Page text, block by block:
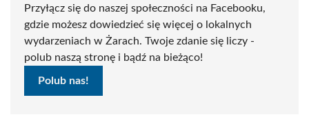
Przyłącz się do naszej społeczności na Facebooku,
gdzie możesz dowiedzieć się więcej o lokalnych
wydarzeniach w Żarach. Twoje zdanie się liczy -
polub naszą stronę i bądź na bieżąco!
Polub nas!